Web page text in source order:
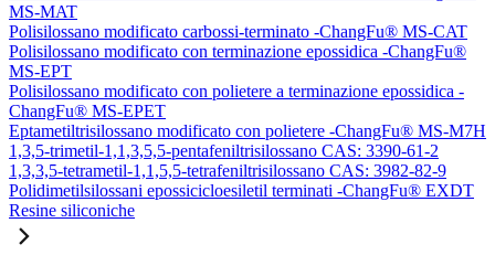
MS-MAT
Polisilossano modificato carbossi-terminato -ChangFu® MS-CAT
Polisilossano modificato con terminazione epossidica -ChangFu®
MS-EPT
Polisilossano modificato con polietere a terminazione epossidica -
ChangFu® MS-EPET
Eptametiltrisilossano modificato con polietere -ChangFu® MS-M7H
1,3,5-trimetil-1,1,3,5,5-pentafeniltrisilossano CAS: 3390-61-2
1,3,3,5-tetrametil-1,1,5,5-tetrafeniltrisilossano CAS: 3982-82-9
Polidimetilsilossani epossicicloesiletil terminati -ChangFu® EXDT
Resine siliconiche